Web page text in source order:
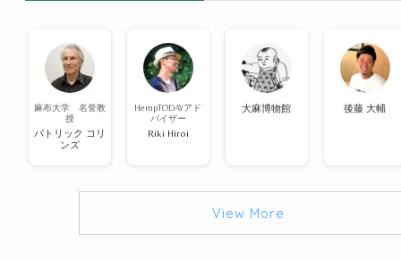
麻布大学 名誉教
授
パトリック コリ
ンズ
HempTODAYアド
バイザー
Riki Hiroi
大麻博物館 後藤 大輔
View More